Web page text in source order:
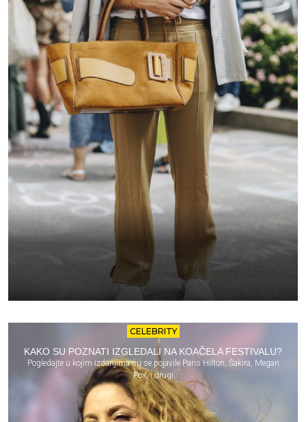
CELEBRITY
KAKO SU POZNATI IZGLEDALI NA KOAČELA FESTIVALU?
Pogledajte u kojim izdanjima su se pojavile Paris Hilton, Šakira, Megan
Fox, i drugi